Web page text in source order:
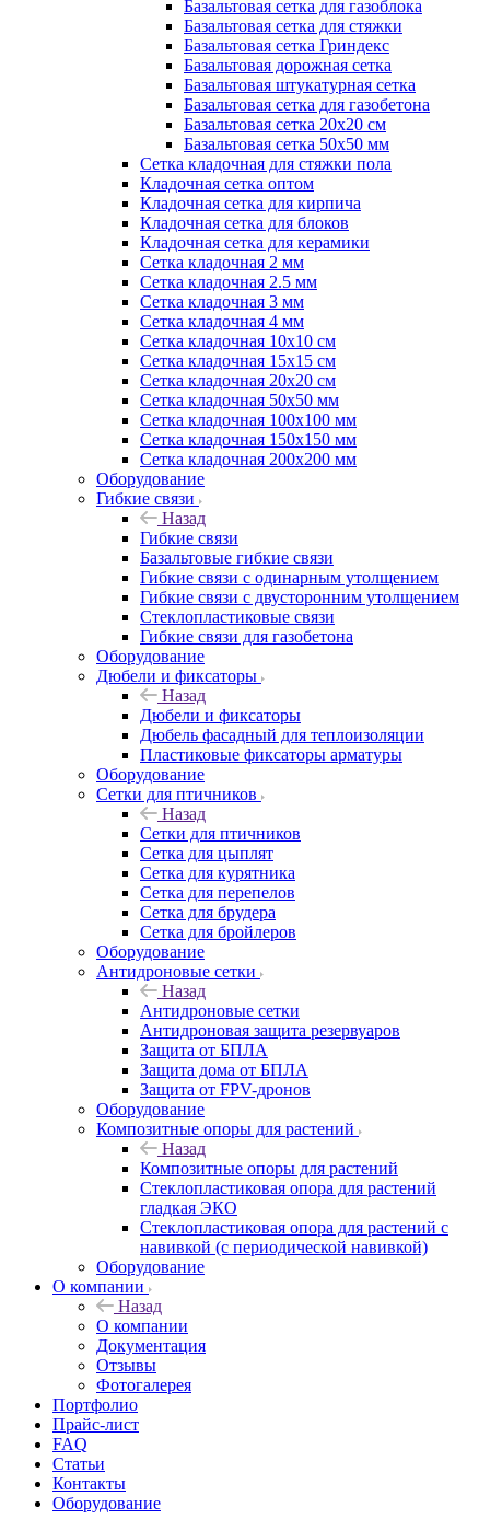
Базальтовая сетка для газоблока
Базальтовая сетка для стяжки
Базальтовая сетка Гриндекс
Базальтовая дорожная сетка
Базальтовая штукатурная сетка
Базальтовая сетка для газобетона
Базальтовая сетка 20x20 см
Базальтовая сетка 50x50 мм
Сетка кладочная для стяжки пола
Кладочная сетка оптом
Кладочная сетка для кирпича
Кладочная сетка для блоков
Кладочная сетка для керамики
Сетка кладочная 2 мм
Сетка кладочная 2.5 мм
Сетка кладочная 3 мм
Сетка кладочная 4 мм
Сетка кладочная 10x10 см
Сетка кладочная 15x15 см
Сетка кладочная 20x20 см
Сетка кладочная 50x50 мм
Сетка кладочная 100x100 мм
Сетка кладочная 150x150 мм
Сетка кладочная 200x200 мм
Оборудование
Гибкие связи
Назад
Гибкие связи
Базальтовые гибкие связи
Гибкие связи с одинарным утолщением
Гибкие связи с двусторонним утолщением
Стеклопластиковые связи
Гибкие связи для газобетона
Оборудование
Дюбели и фиксаторы
Назад
Дюбели и фиксаторы
Дюбель фасадный для теплоизоляции
Пластиковые фиксаторы арматуры
Оборудование
Сетки для птичников
Назад
Сетки для птичников
Сетка для цыплят
Сетка для курятника
Сетка для перепелов
Сетка для брудера
Сетка для бройлеров
Оборудование
Антидроновые сетки
Назад
Антидроновые сетки
Антидроновая защита резервуаров
Защита от БПЛА
Защита дома от БПЛА
Защита от FPV-дронов
Оборудование
Композитные опоры для растений
Назад
Композитные опоры для растений
Стеклопластиковая опора для растений
гладкая ЭКО
Стеклопластиковая опора для растений с
навивкой (с периодической навивкой)
Оборудование
О компании
Назад
О компании
Документация
Отзывы
Фотогалерея
Портфолио
Прайс-лист
FAQ
Статьи
Контакты
Оборудование